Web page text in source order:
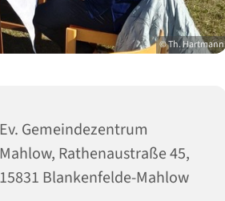
© Th. Hartmann
Ev. Gemeindezentrum
Mahlow, Rathenaustraße 45,
15831 Blankenfelde-Mahlow